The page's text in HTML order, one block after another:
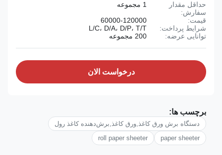
حداقل مقدار
سفارش:
قیمت:
60000-120000
شرایط پرداخت:
L/C، D/A، D/P، T/T
توانایی عرضه:
درخواست الان
برچسب ها:
دستگاه برش ورق کاغذ,ورق کاغذ,برش‌دهنده کاغذ رول
paper sheeter
roll paper sheeter